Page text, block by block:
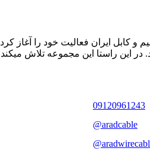
این راستا این مجموعه تلاش
09120961243
@aradcable